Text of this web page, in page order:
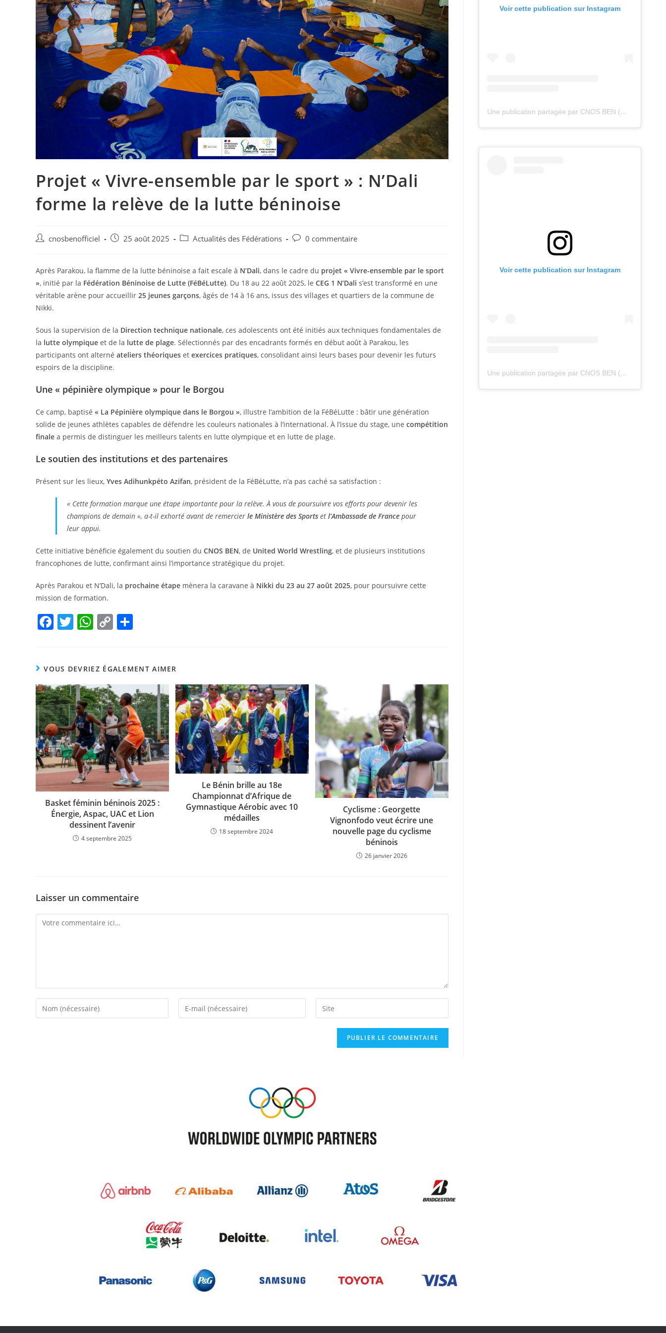
Projet « Vivre-ensemble par le sport » : N’Dali
forme la relève de la lutte béninoise
cnosbenofficiel 25 août 2025 Actualités des Fédérations 0 commentaire
Après Parakou, la flamme de la lutte béninoise a fait escale à N’Dali, dans le cadre du projet « Vivre-ensemble par le sport
», initié par la Fédération Béninoise de Lutte (FéBéLutte). Du 18 au 22 août 2025, le CEG 1 N’Dali s’est transformé en une
véritable arène pour accueillir 25 jeunes garçons, âgés de 14 à 16 ans, issus des villages et quartiers de la commune de
Nikki.
Sous la supervision de la Direction technique nationale, ces adolescents ont été initiés aux techniques fondamentales de
la lutte olympique et de la lutte de plage. Sélectionnés par des encadrants formés en début août à Parakou, les
participants ont alterné ateliers théoriques et exercices pratiques, consolidant ainsi leurs bases pour devenir les futurs
espoirs de la discipline.
Une « pépinière olympique » pour le Borgou
Ce camp, baptisé « La Pépinière olympique dans le Borgou », illustre l’ambition de la FéBéLutte : bâtir une génération
solide de jeunes athlètes capables de défendre les couleurs nationales à l’international. À l’issue du stage, une compétition
finale a permis de distinguer les meilleurs talents en lutte olympique et en lutte de plage.
Le soutien des institutions et des partenaires
Présent sur les lieux, Yves Adihunkpéto Azifan, président de la FéBéLutte, n’a pas caché sa satisfaction :
« Cette formation marque une étape importante pour la relève. À vous de poursuivre vos efforts pour devenir les
champions de demain », a-t-il exhorté avant de remercier le Ministère des Sports et l’Ambassade de France pour
leur appui.
Cette initiative bénéficie également du soutien du CNOS BEN, de United World Wrestling, et de plusieurs institutions
francophones de lutte, confirmant ainsi l’importance stratégique du projet.
Après Parakou et N’Dali, la prochaine étape mènera la caravane à Nikki du 23 au 27 août 2025, pour poursuivre cette
mission de formation.
F
e
b
o
o
k
T
er
W
s
A
p
p
C
y
Li
n
k
g
er
VOUS DEVRIEZ ÉGALEMENT AIMER
Basket féminin béninois 2025 :
Énergie, Aspac, UAC et Lion
dessinent l’avenir
4 septembre 2025
Le Bénin brille au 18e
Championnat d’Afrique de
Gymnastique Aérobic avec 10
médailles
18 septembre 2024
Cyclisme : Georgette
Vignonfodo veut écrire une
nouvelle page du cyclisme
béninois
26 janvier 2026
Laisser un commentaire
Voir cette publication sur Instagram
Une publication partagée par CNOS BEN (@cnos_ben)
Voir cette publication sur Instagram
Une publication partagée par CNOS BEN (@cnos_ben)